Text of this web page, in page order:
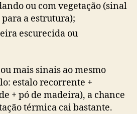
ou com vegetação (sinal
a estrutura);
escurecida ou
mais sinais ao mesmo
estalo recorrente +
+ pó de madeira), a chance
térmica cai bastante.